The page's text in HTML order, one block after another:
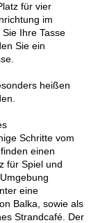
für vier
im
Ihre Tasse
Sie ein
heißen
Schritte vom
einen
für Spiel und
eine
Balka, sowie als
Strandcafé. Der